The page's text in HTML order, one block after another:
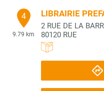
4
9.79 km
LIBRAIRIE
2 RUE DE LA
80120 RUE